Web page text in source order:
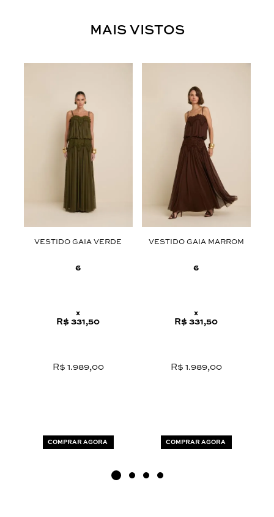
MAIS VISTOS
VESTIDO GAIA VERDE
6
x
R$ 331,50
R$ 1.989,00
COMPRAR AGORA
VESTIDO GAIA MARROM
6
x
R$ 331,50
R$ 1.989,00
COMPRAR AGORA